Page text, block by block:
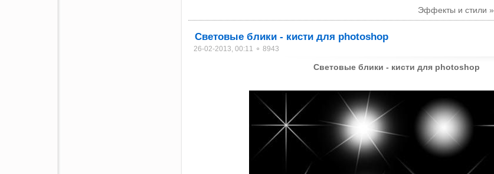
Эффекты и стили »
Световые блики - кисти для photoshop
26-02-2013, 00:11 ⚬ 8943
Световые блики - кисти для photoshop